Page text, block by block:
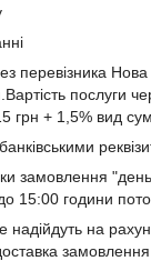
перевізника
послуги
грн + 1,5% вид
замовлення
15:00 години
на